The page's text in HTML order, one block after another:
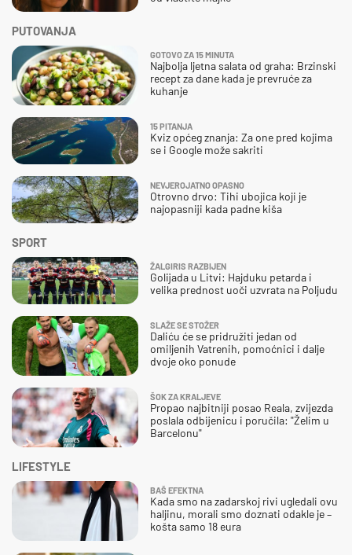
SPORT
ŽALGIRIS RAZBIJEN
Golijada u Litvi: Hajduku petarda i
velika prednost uoči uzvrata na Poljudu
SLAŽE SE STOŽER
Daliću će se pridružiti jedan od
omiljenih Vatrenih, pomoćnici i dalje
dvoje oko ponude
ŠOK ZA KRALJEVE
Propao najbitniji posao Reala, zvijezda
poslala odbijenicu i poručila: "Želim u
Barcelonu"
PUTOVANJA
GOTOVO ZA 15 MINUTA
Najbolja ljetna salata od graha: Brzinski
recept za dane kada je prevruće za
kuhanje
15 PITANJA
Kviz općeg znanja: Za one pred kojima
se i Google može sakriti
NEVJEROJATNO OPASNO
Otrovno drvo: Tihi ubojica koji je
najopasniji kada padne kiša
LIFESTYLE
BAŠ EFEKTNA
Kada smo na zadarskoj rivi ugledali ovu
haljinu, morali smo doznati odakle je –
košta samo 18 eura